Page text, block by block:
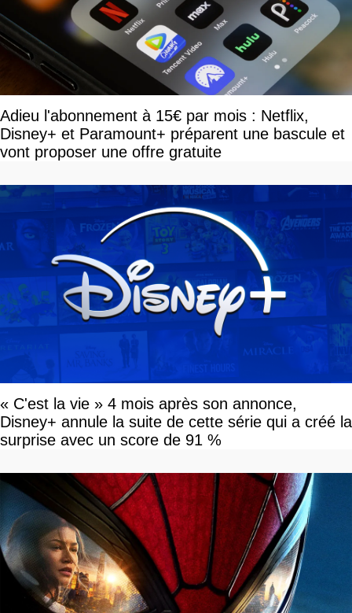
Adieu l'abonnement à 15€ par mois : Netflix,
Disney+ et Paramount+ préparent une bascule et
vont proposer une offre gratuite
« C'est la vie » 4 mois après son annonce,
Disney+ annule la suite de cette série qui a créé la
surprise avec un score de 91 %